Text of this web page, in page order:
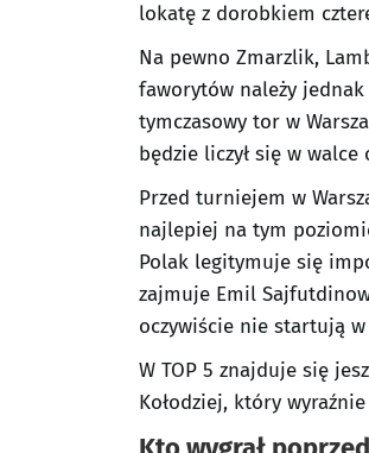
lokatę z dorobkiem
Na pewno Zmarzlik,
faworytów należy jednak
tymczasowy tor w
będzie liczył się w walce
Przed turniejem w
najlepiej na tym
Polak legitymuje się
zajmuje Emil
oczywiście nie startują w
W TOP 5 znajduje się
Kołodziej, który